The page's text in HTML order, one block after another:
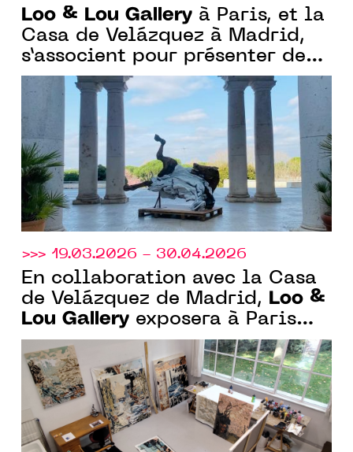
Loo & Lou Gallery à Paris, et la
Casa de Velázquez à Madrid,
s’associent pour présenter deux
expositions conçues en
dialogue, avec Federico Miró
et Cédric Le Corf
>>> 19.03.2026 - 30.04.2026
En collaboration avec la Casa
de Velázquez de Madrid,
Loo &
Lou Gallery exposera à Paris
"Aller-retour", 1ère
monographie en France de
Federico Miró